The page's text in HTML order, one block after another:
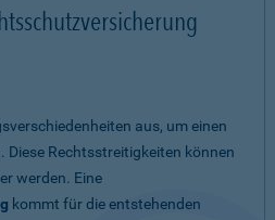
aus, um einen
Diese Rechtsstreitigkeiten können
werden. Eine
kommt für die entstehenden